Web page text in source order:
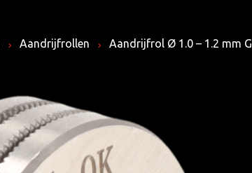
Aandrijfrollen Aandrijfrol Ø 1.0 – 1.2 mm